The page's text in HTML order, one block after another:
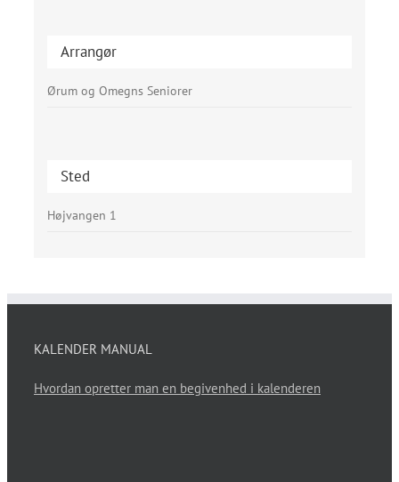
Arrangør
Ørum og Omegns Seniorer
Sted
Højvangen 1
KALENDER MANUAL
Hvordan opretter man en begivenhed i kalenderen